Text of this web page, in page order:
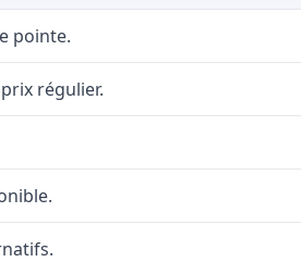
pointe.
régulier.